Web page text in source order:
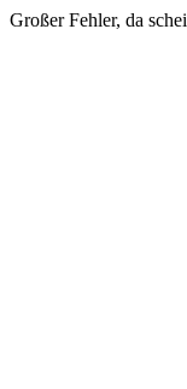
Großer Fehler, da